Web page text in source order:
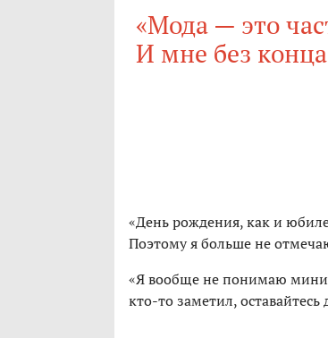
«Мода — это
И мне без
«День рождения, как и
Поэтому я больше не
«Я вообще не понимаю
кто-то заметил,